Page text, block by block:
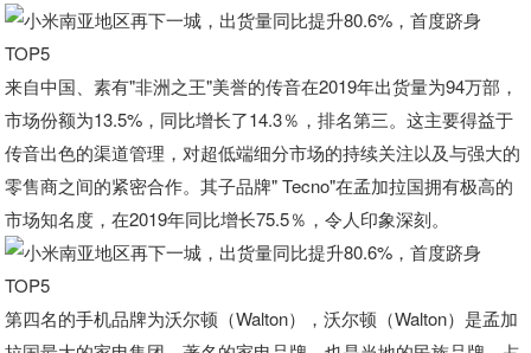
来自中国、素有"非洲之王"美誉的传音在2019年出货量为94万部，
市场份额为13.5%，同比增长了14.3％，排名第三。这主要得益于
传音出色的渠道管理，对超低端细分市场的持续关注以及与强大的
零售商之间的紧密合作。其子品牌" Tecno"在孟加拉国拥有极高的
市场知名度，在2019年同比增长75.5％，令人印象深刻。
第四名的手机品牌为沃尔顿（Walton），沃尔顿（Walton）是孟加